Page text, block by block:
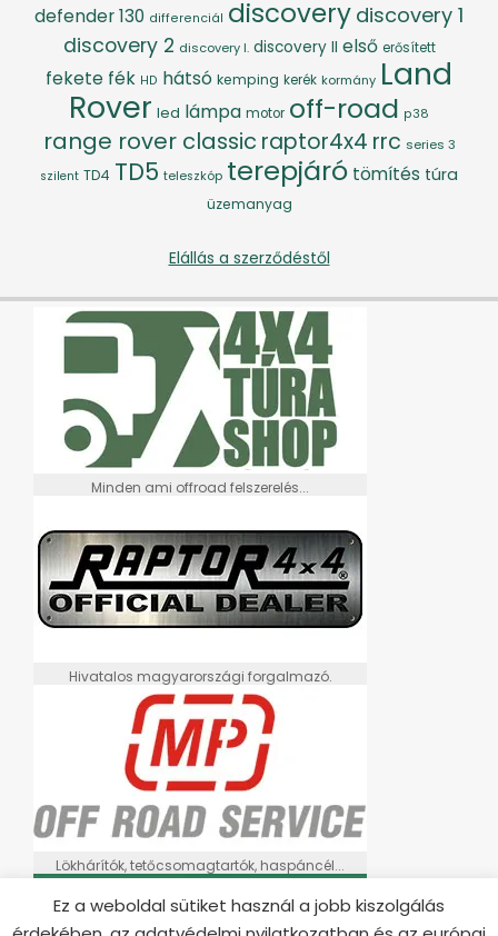
defender 130 differenciál discovery discovery 1
discovery 2 discovery I. discovery II első erősített
fekete fék HD hátsó kemping kerék kormány Land
Rover led lámpa motor off-road p38
range rover classic raptor4x4 rrc series 3
szilent TD4 TD5 teleszkóp terepjáró tömítés túra
üzemanyag
Elállás a szerződéstől
Minden ami offroad felszerelés...
Hivatalos magyarországi forgalmazó.
Lökhárítók, tetőcsomagtartók, haspáncél...
Ez a weboldal sütiket használ a jobb kiszolgálás